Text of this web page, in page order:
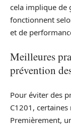
cela implique de
fonctionnent
et de
Meilleures
prévention
Pour éviter des
C1201,
Premièrement,